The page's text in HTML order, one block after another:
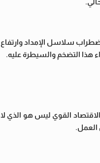
سلاسل الإمداد وارتفاع
هذا التضخم والسيطرة عليه.
القوي ليس هو الذي لا
العمل.